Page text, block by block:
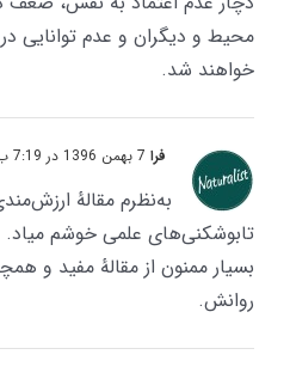
محیط و دیگران و عدم توانایی
خواهند شد.
فرا
به‌نظرم مقالهٔ
تابوشکنی‌های علمی خوشم میاد.
بسیار ممنون از مقالهٔ مفید و
روانش.